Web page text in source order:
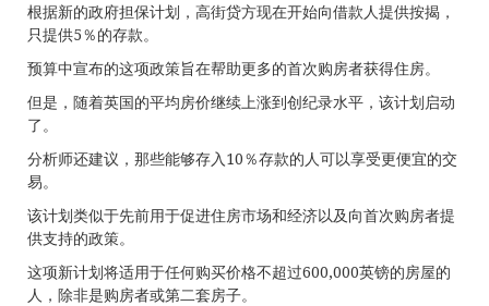
根据新的政府担保计划，高街贷方现在开始向借款人提供按揭，
只提供5％的存款。
预算中宣布的这项政策旨在帮助更多的首次购房者获得住房。
但是，随着英国的平均房价继续上涨到创纪录水平，该计划启动
了。
分析师还建议，那些能够存入10％存款的人可以享受更便宜的交
易。
该计划类似于先前用于促进住房市场和经济以及向首次购房者提
供支持的政策。
这项新计划将适用于任何购买价格不超过600,000英镑的房屋的
人，除非是购房者或第二套房子。